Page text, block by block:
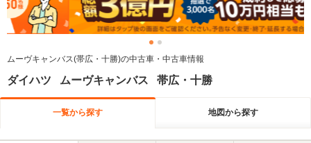
ムーヴキャンバス(帯広・十勝)の中古車・中古車情報
ダイハツ ムーヴキャンバス 帯広・十勝
一覧から探す 地図から探す